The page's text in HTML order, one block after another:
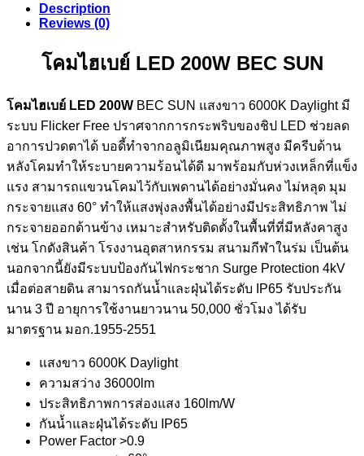
Description
Reviews (0)
โคมไฮเบย์ LED 200W BEC SUN
โคมไฮเบย์ LED 200W BEC SUN แสงขาว 6000K Daylight มี
ระบบ Flicker Free ปราศจากการกระพริบของชิป LED ช่วยลด
อาการปวดตาได้ บอดี้ทำจากอลูมิเนียมคุณภาพสูง มีครีบด้าน
หลังโคมทำให้ระบายความร้อนได้ดี มาพร้อมกับห่วงเหล็กที่แข็ง
แรง สามารถแขวนโคมไว้กับเพดานได้อย่างมั่นคง ไม่หลุด มุม
กระจายแสง 60° ทำให้แสงพุ่งลงพื้นได้อย่างมีประสิทธิภาพ ไม่
กระจายออกด้านข้าง เหมาะสำหรับติดตั้งในพื้นที่ที่มีหลังคาสูง
เช่น โกดังสินค้า โรงงานอุตสาหกรรม สนามกีฬาในร่ม เป็นต้น
นอกจากนี้ยังมีระบบป้องกันไฟกระชาก Surge Protection 4kV
เมื่อต่อสายดิน สามารถกันน้ำและฝุ่นได้ระดับ IP65 รับประกัน
นาน 3 ปี อายุการใช้งานยาวนาน 50,000 ชั่วโมง ได้รับ
มาตรฐาน มอก.1955-2551
แสงขาว 6000K Daylight
ความสว่าง 36000lm
ประสิทธิภาพการส่องแสง 160lm/W
กันน้ำและฝุ่นได้ระดับ IP65
Power Factor >0.9